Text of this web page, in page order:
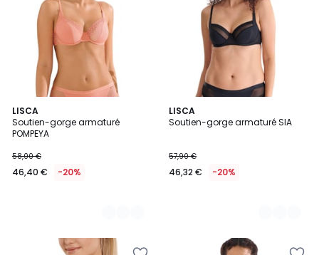
LISCA
Soutien-gorge armaturé
POMPEYA
58,00 €
46,40 € -20%
2
Couleurs
LISCA
Soutien-gorge armaturé SIA
57,90 €
46,32 € -20%
2
Couleurs